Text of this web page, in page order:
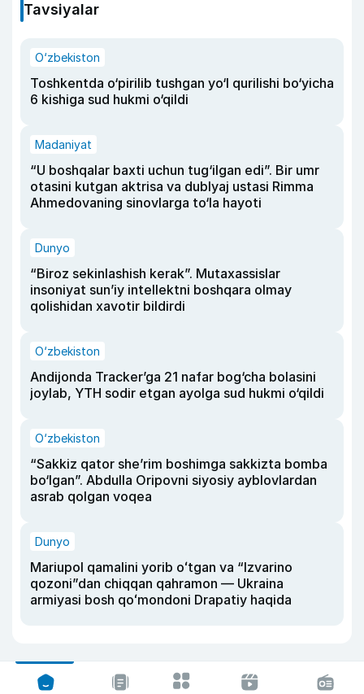
Tavsiyalar
O‘zbekiston
Toshkentda o‘pirilib tushgan yo‘l qurilishi bo‘yicha
6 kishiga sud hukmi o‘qildi
Madaniyat
“U boshqalar baxti uchun tug‘ilgan edi”. Bir umr
otasini kutgan aktrisa va dublyaj ustasi Rimma
Ahmedovaning sinovlarga to‘la hayoti
Dunyo
“Biroz sekinlashish kerak”. Mutaxassislar
insoniyat sun’iy intellektni boshqara olmay
qolishidan xavotir bildirdi
O‘zbekiston
Andijonda Tracker’ga 21 nafar bog‘cha bolasini
joylab, YTH sodir etgan ayolga sud hukmi o‘qildi
O‘zbekiston
“Sakkiz qator she’rim boshimga sakkizta bomba
bo‘lgan”. Abdulla Oripovni siyosiy ayblovlardan
asrab qolgan voqea
Dunyo
Mariupol qamalini yorib oʻtgan va “Izvarino
qozoni”dan chiqqan qahramon — Ukraina
armiyasi bosh qoʻmondoni Drapatiy haqida